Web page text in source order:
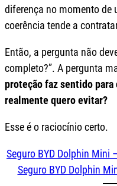
diferença no momento de
coerência tende a
Então, a pergunta não
completo?”. A pergunta
proteção faz sentido
realmente quero evitar?
Esse é o raciocínio certo.
Seguro BYD Dolphin Mini
Seguro BYD Dolphin